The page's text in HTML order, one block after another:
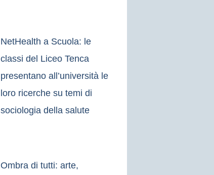
NetHealth a Scuola: le
classi del Liceo Tenca
presentano all’università le
loro ricerche su temi di
sociologia della salute
Ombra di tutti: arte,